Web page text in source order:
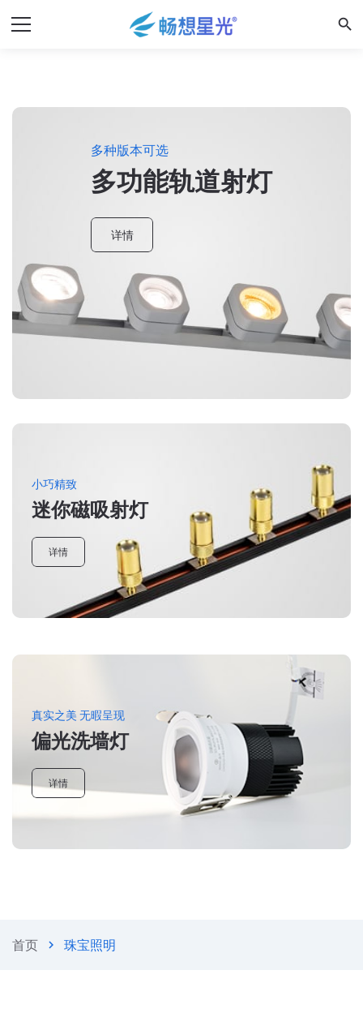
search
多种版本可选
多功能轨道射灯
详情
小巧精致
迷你磁吸射灯
详情
真实之美 无暇呈现
偏光洗墙灯
详情
首页 chevron_right 珠宝照明